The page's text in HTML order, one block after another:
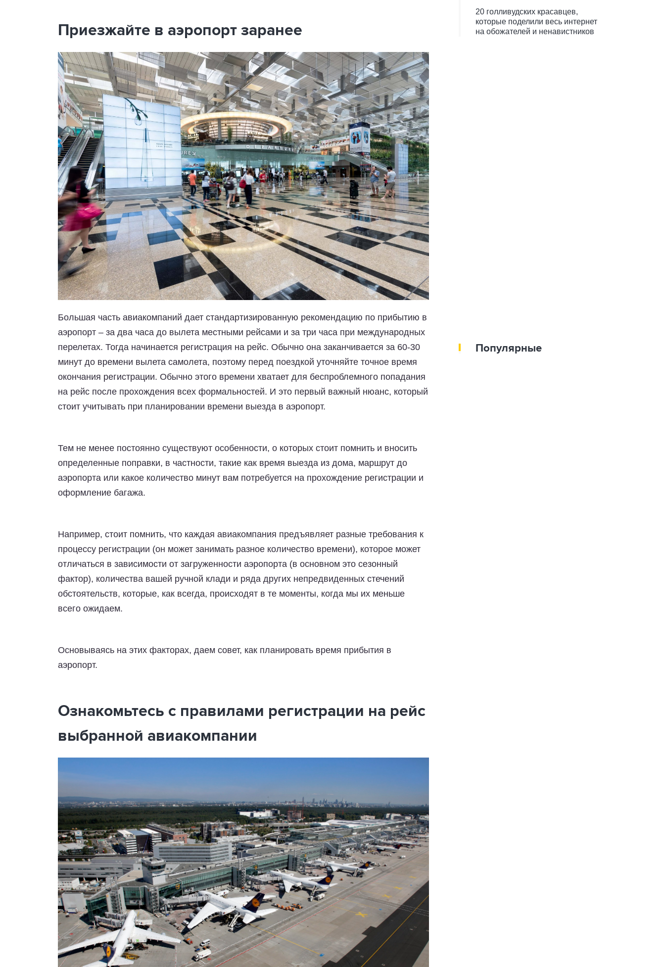
Приезжайте в аэропорт заранее
Большая часть авиакомпаний дает стандартизированную рекомендацию по прибытию в
аэропорт – за два часа до вылета местными рейсами и за три часа при международных
перелетах. Тогда начинается регистрация на рейс. Обычно она заканчивается за 60-30
минут до времени вылета самолета, поэтому перед поездкой уточняйте точное время
окончания регистрации. Обычно этого времени хватает для беспроблемного попадания
на рейс после прохождения всех формальностей. И это первый важный нюанс, который
стоит учитывать при планировании времени выезда в аэропорт.
Тем не менее постоянно существуют особенности, о которых стоит помнить и вносить
определенные поправки, в частности, такие как время выезда из дома, маршрут до
аэропорта или какое количество минут вам потребуется на прохождение регистрации и
оформление багажа.
Например, стоит помнить, что каждая авиакомпания предъявляет разные требования к
процессу регистрации (он может занимать разное количество времени), которое может
отличаться в зависимости от загруженности аэропорта (в основном это сезонный
фактор), количества вашей ручной клади и ряда других непредвиденных стечений
обстоятельств, которые, как всегда, происходят в те моменты, когда мы их меньше
всего ожидаем.
Основываясь на этих факторах, даем совет, как планировать время прибытия в
аэропорт.
Ознакомьтесь с правилами регистрации на рейс
выбранной авиакомпании
20 голливудских красавцев,
которые поделили весь интернет
на обожателей и ненавистников
Популярные